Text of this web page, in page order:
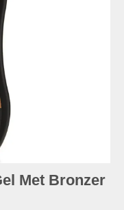
Met Bronzer